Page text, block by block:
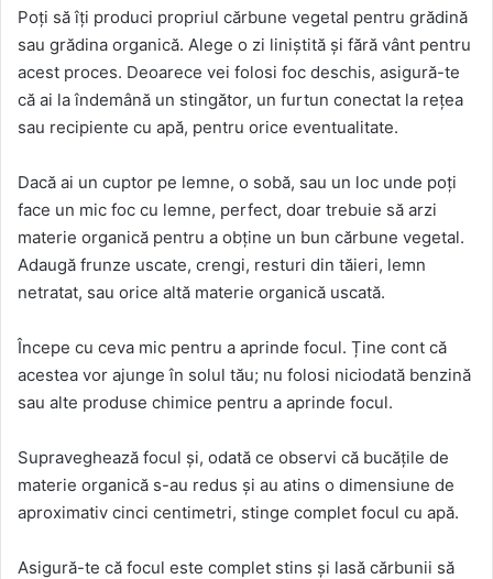
Poți să îți produci propriul cărbune vegetal pentru grădină
sau grădina organică. Alege o zi liniștită și fără vânt pentru
acest proces. Deoarece vei folosi foc deschis, asigură-te
că ai la îndemână un stingător, un furtun conectat la rețea
sau recipiente cu apă, pentru orice eventualitate.
Dacă ai un cuptor pe lemne, o sobă, sau un loc unde poți
face un mic foc cu lemne, perfect, doar trebuie să arzi
materie organică pentru a obține un bun cărbune vegetal.
Adaugă frunze uscate, crengi, resturi din tăieri, lemn
netratat, sau orice altă materie organică uscată.
Începe cu ceva mic pentru a aprinde focul. Ține cont că
acestea vor ajunge în solul tău; nu folosi niciodată benzină
sau alte produse chimice pentru a aprinde focul.
Supraveghează focul și, odată ce observi că bucățile de
materie organică s-au redus și au atins o dimensiune de
aproximativ cinci centimetri, stinge complet focul cu apă.
Asigură-te că focul este complet stins și lasă cărbunii să